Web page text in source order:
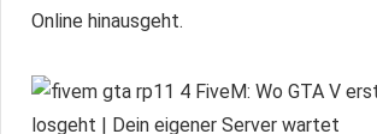
Online hinausgeht.